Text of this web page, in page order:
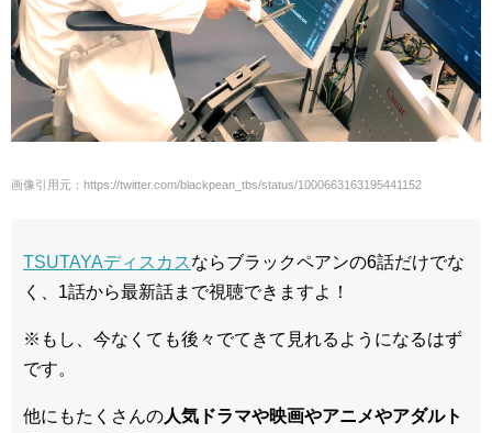
画像引用元：https://twitter.com/blackpean_tbs/status/1000663163195441152
TSUTAYAディスカスならブラックペアンの6話だけでな
く、1話から最新話まで視聴できますよ！
※もし、今なくても後々でてきて見れるようになるはず
です。
他にもたくさんの人気ドラマや映画やアニメやアダルト